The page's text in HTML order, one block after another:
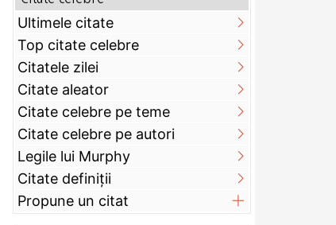
Ultimele citate
Top citate celebre
Citatele zilei
Citate aleator
Citate celebre pe teme
Citate celebre pe autori
Legile lui Murphy
Citate definiţii
Propune un citat